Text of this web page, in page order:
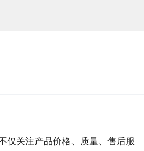
仅关注产品价格、质量、售后服